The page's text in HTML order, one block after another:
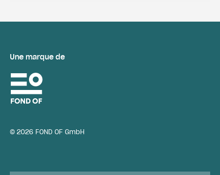
Une marque de
© 2026 FOND OF GmbH